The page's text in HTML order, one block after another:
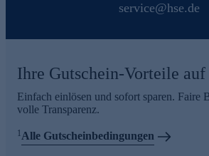
service@hse.de
Ihre Gutschein-Vorteile
Einfach einlösen und sofort sparen. Faire
volle Transparenz.
1Alle Gutscheinbedingungen